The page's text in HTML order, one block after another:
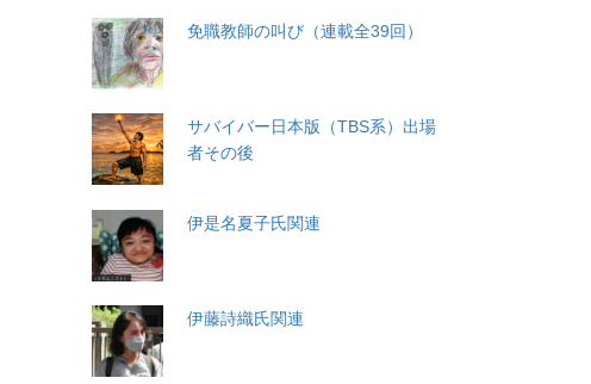
免職教師の叫び（連載全39回）
サバイバー日本版（TBS系）出場
者その後
伊是名夏子氏関連
伊藤詩織氏関連